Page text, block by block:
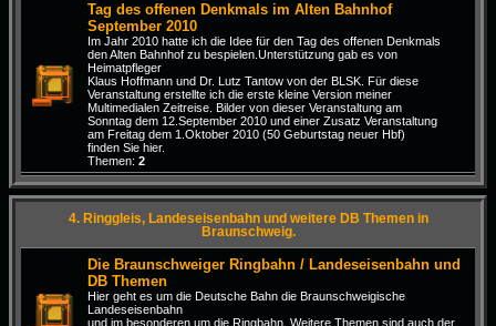
Tag des offenen Denkmals im Alten Bahnhof
September 2010
Im Jahr 2010 hatte ich die Idee für den Tag des offenen Denkmals
den Alten Bahnhof zu bespielen.Unterstützung gab es von
Heimatpfleger
Klaus Hoffmann und Dr. Lutz Tantow von der BLSK. Für diese
Veranstaltung erstellte ich die erste kleine Version meiner
Multimedialen Zeitreise. Bilder von dieser Veranstaltung am
Sonntag dem 12.September 2010 und einer Zusatz Veranstaltung
am Freitag dem 1.Oktober 2010 (50 Geburtstag neuer Hbf)
finden Sie hier.
Themen: 2
4. Ringgleis, Landeseisenbahn und weitere DB Themen in
Braunschweig.
Die Braunschweiger Ringbahn / Landeseisenbahn und
DB Themen
Hier geht es um die Deutsche Bahn die Braunschweigische
Landeseisenbahn
und im besonderen um die Ringbahn. Weitere Themen sind auch der